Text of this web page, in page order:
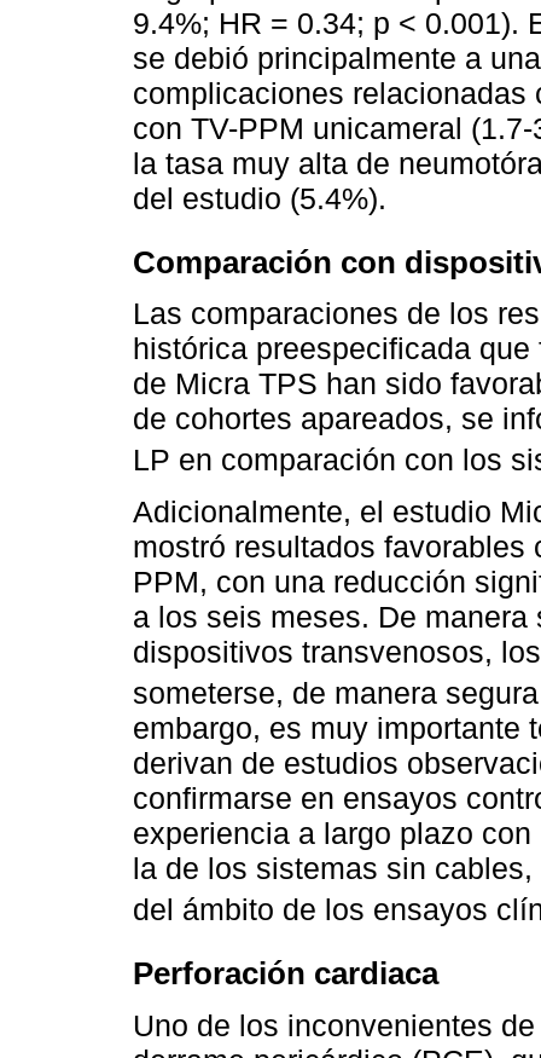
9.4%; HR = 0.34; p < 0.001).
se debió principalmente a
complicaciones
con TV-PPM unicameral
la tasa muy alta de
del estudio (5.4%).
Comparación con
Las comparaciones de los
histórica preespecificada
de Micra TPS han sido
de cohortes apareados, se
LP en comparación con los
Adicionalmente, el estudio
mostró resultados favorables
PPM, con una reducción
a los seis meses. De
dispositivos transvenosos,
someterse, de manera
embargo, es muy importante
derivan de estudios
confirmarse en ensayos
experiencia a largo plazo
la de los sistemas sin
del ámbito de los ensayos
Perforación cardiaca
Uno de los inconvenientes